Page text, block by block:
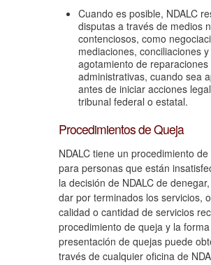
Cuando es posible, NDALC
disputas a través de medios
contenciosos, como
mediaciones, conciliaciones y
agotamiento de reparaciones
administrativas, cuando sea
antes de iniciar acciones
tribunal federal o estatal.
Procedimientos de Queja
NDALC tiene un procedimiento de
para personas que están
la decisión de NDALC de
dar por terminados los servicios,
calidad o cantidad de servicios
procedimiento de queja y la
presentación de quejas puede
través de cualquier oficina de